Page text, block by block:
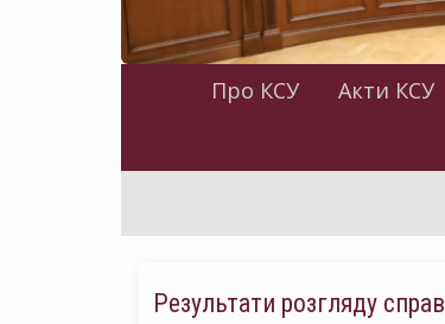
Про КСУ Акти КСУ
Результати розгляду справ